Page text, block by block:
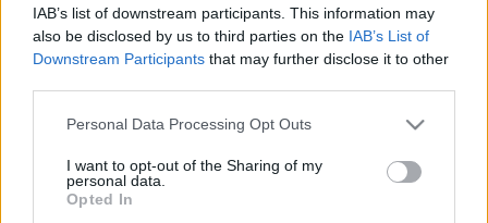
IAB’s list of downstream participants. This information may
also be disclosed by us to third parties on the IAB’s List of
Downstream Participants that may further disclose it to other
Please note that this website/app uses one or more Google
not limited to your visit or usage behaviour. You may click to
grant or deny consent to Google and its third-party tags to
use your data for below specified purposes in below Google
Personal Data Processing Opt Outs
I want to opt-out of the Sharing of my
personal data.
Opted In